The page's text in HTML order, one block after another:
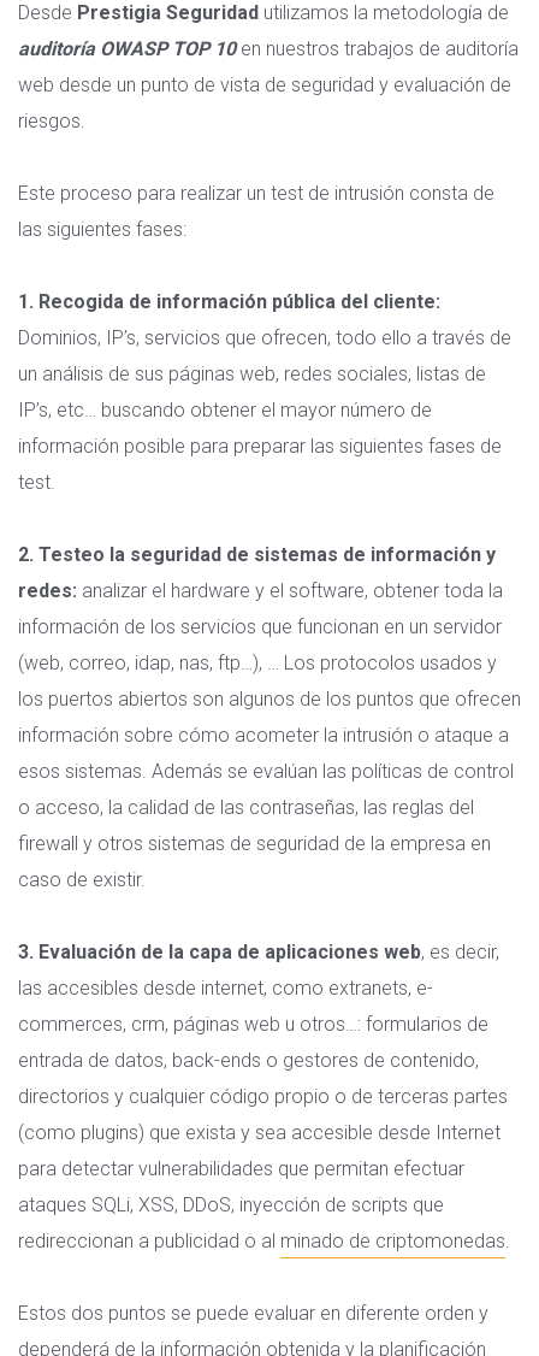
Desde Prestigia Seguridad utilizamos la metodología de
auditoría OWASP TOP 10en nuestros trabajos de auditoría
web desde un punto de vista de seguridad y evaluación de
riesgos.
Este proceso para realizar un test de intrusión consta de
las siguientes fases:
1. Recogida de información pública del cliente:
Dominios, IP’s, servicios que ofrecen, todo ello a través de
un análisis de sus páginas web, redes sociales, listas de
IP’s, etc… buscando obtener el mayor número de
información posible para preparar las siguientes fases de
test.
2. Testeo la seguridad de sistemas de información y
redes: analizar el hardware y el software, obtener toda la
información de los servicios que funcionan en un servidor
(web, correo, idap, nas, ftp…), … Los protocolos usados y
los puertos abiertos son algunos de los puntos que ofrecen
información sobre cómo acometer la intrusión o ataque a
esos sistemas. Además se evalúan las políticas de control
o acceso, la calidad de las contraseñas, las reglas del
firewall y otros sistemas de seguridad de la empresa en
caso de existir.
3. Evaluación de la capa de aplicaciones web, es decir,
las accesibles desde internet, como extranets, e-
commerces, crm, páginas web u otros…: formularios de
entrada de datos, back-ends o gestores de contenido,
directorios y cualquier código propio o de terceras partes
(como plugins) que exista y sea accesible desde Internet
para detectar vulnerabilidades que permitan efectuar
ataques SQLi, XSS, DDoS, inyección de scripts que
redireccionan a publicidad o al minado de criptomonedas.
Estos dos puntos se puede evaluar en diferente orden y
dependerá de la información obtenida y la planificación